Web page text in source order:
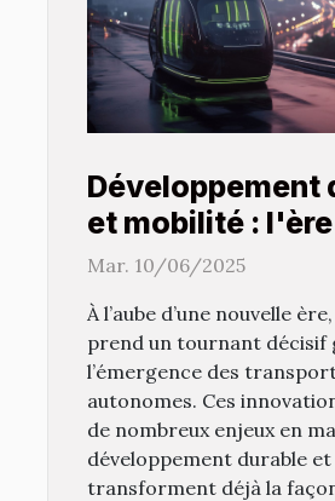
Développement
et mobilité :
transports
Mar. 10/06/2025
À l’aube d’une nouvelle
prend un tournant décisif
l’émergence des
autonomes. Ces
de nombreux enjeux en
développement durable et
transforment déjà la